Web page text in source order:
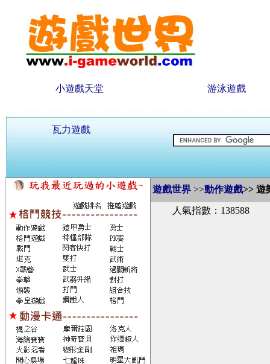
小遊戲天堂 游泳遊戲
瓦力遊戲
遊戲世界 >>動作遊戲>> 遊
人氣指數：138588